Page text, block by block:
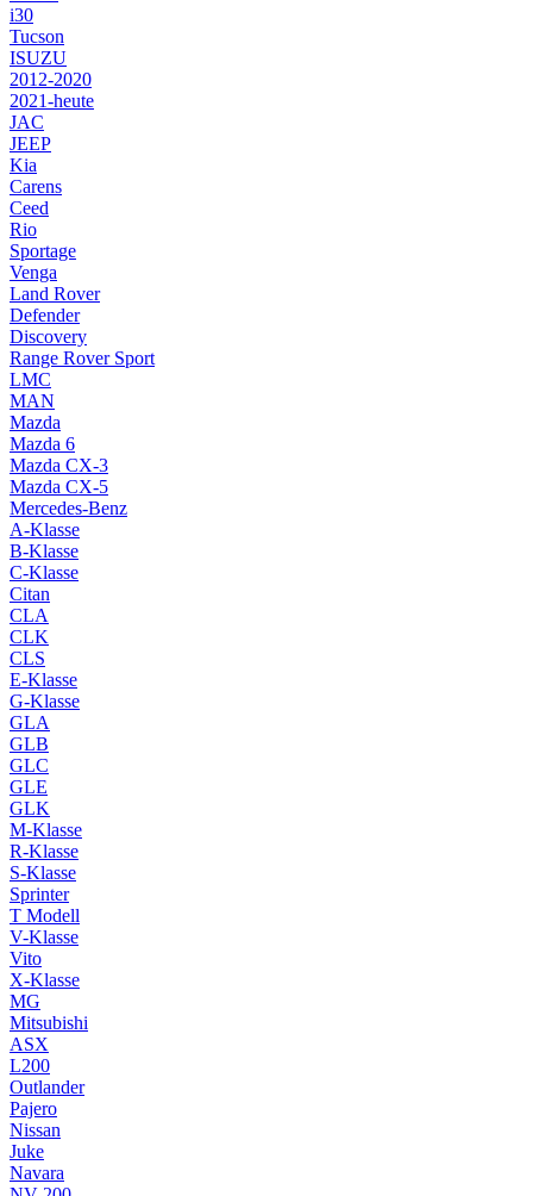
i30
Tucson
ISUZU
2012-2020
2021-heute
JAC
JEEP
Kia
Carens
Ceed
Rio
Sportage
Venga
Land Rover
Defender
Discovery
Range Rover Sport
LMC
MAN
Mazda
Mazda 6
Mazda CX-3
Mazda CX-5
Mercedes-Benz
A-Klasse
B-Klasse
C-Klasse
Citan
CLA
CLK
CLS
E-Klasse
G-Klasse
GLA
GLB
GLC
GLE
GLK
M-Klasse
R-Klasse
S-Klasse
Sprinter
T Modell
V-Klasse
Vito
X-Klasse
MG
Mitsubishi
ASX
L200
Outlander
Pajero
Nissan
Juke
Navara